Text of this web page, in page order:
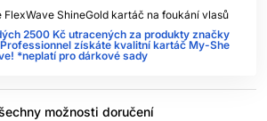
FlexWave ShineGold kartáč na foukání vlasů
2500 Kč utracených za produkty značky
získáte kvalitní kartáč My-She
*neplatí pro dárkové sady
možnosti doručení